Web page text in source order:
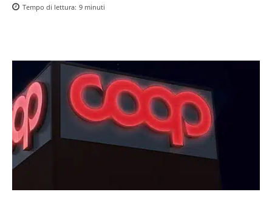
Tempo di lettura: 9 minuti